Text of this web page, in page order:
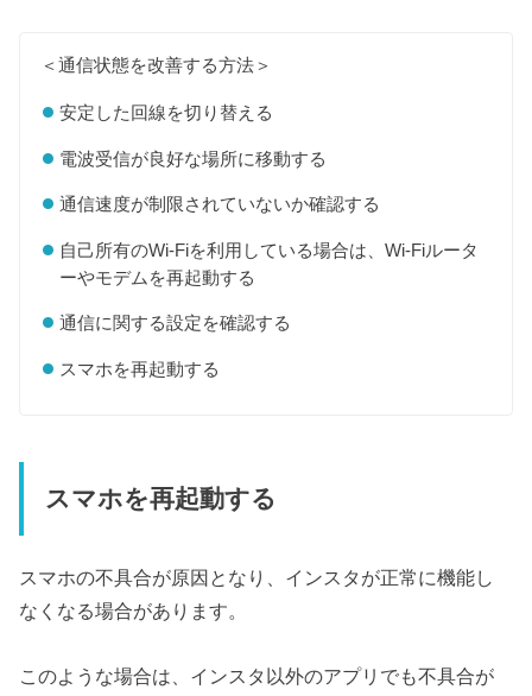
＜通信状態を改善する方法＞
安定した回線を切り替える
電波受信が良好な場所に移動する
通信速度が制限されていないか確認する
自己所有のWi-Fiを利用している場合は、Wi-Fiルータ
ーやモデムを再起動する
通信に関する設定を確認する
スマホを再起動する
スマホを再起動する
スマホの不具合が原因となり、インスタが正常に機能し
なくなる場合があります。
このような場合は、インスタ以外のアプリでも不具合が